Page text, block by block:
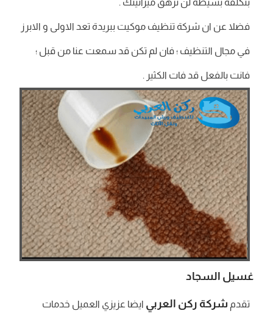
بتكلفة بسيطة لن ترهق ميزانيتك .
فضلا عن ان شركة تنظيف موكيت ببريدة تعد الاولى و الابرز
في مجال التنظيف ؛ فان لم تكن قد سمعت عنا من قبل ؛
فانت بالفعل قد فات الكثير .
غسيل السجاد
تقدم شركة ركن العربي ايضا عزيزي العميل خدمات